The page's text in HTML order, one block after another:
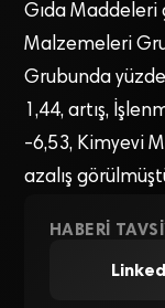
Gıda Maddeleri
Malzemeleri
Grubunda
1,44, artış,
-6,53, Kimyevi
azalış
HABERI